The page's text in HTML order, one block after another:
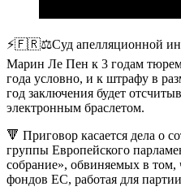
⚡️🇫🇷⚖️Суд апелляционной
Марин Ле Пен к 3 годам
года условно, и к штрафу в
год заключения будет
электронным браслетом.
🔻 Приговор касается дела о
группы Европейского
собрание», обвиняемых в том,
фондов ЕС, работая для